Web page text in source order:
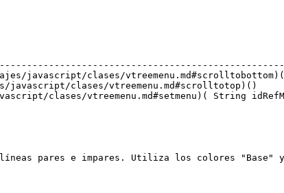
javascript/clases/
javascript/clases/vtreemenu.md#scrolltotop)()
clases/vtreemenu.md#setmenu)( String
pares e impares. Utiliza los colores "Base"